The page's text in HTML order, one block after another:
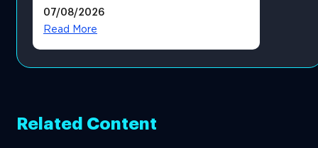
โดยตรง
07/08/2026
Read More
Related Content